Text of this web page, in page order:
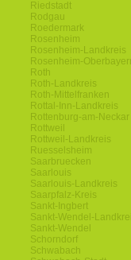
Riedstadt
Rodgau
Roedermark
Rosenheim
Rosenheim-Landkreis
Rosenheim-
Roth
Roth-Landkreis
Roth-Mittelfranken
Rottal-Inn-Landkreis
Rottenburg-am-Neckar
Rottweil
Rottweil-Landkreis
Ruesselsheim
Saarbruecken
Saarlouis
Saarlouis-Landkreis
Saarpfalz-Kreis
Sankt-Ingbert
Sankt-Wendel-
Sankt-Wendel
Schorndorf
Schwabach